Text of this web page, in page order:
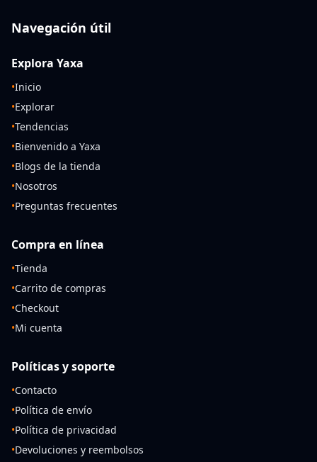
Navegación útil
Explora Yaxa
•Inicio
•Explorar
•Tendencias
•Bienvenido a Yaxa
•Blogs de la tienda
•Nosotros
•Preguntas frecuentes
Compra en línea
•Tienda
•Carrito de compras
•Checkout
•Mi cuenta
Políticas y soporte
•Contacto
•Política de envío
•Política de privacidad
•Devoluciones y reembolsos